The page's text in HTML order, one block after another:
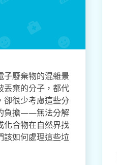
子廢棄物的混雜景
丟棄的分子，都代
卻很少考慮這些分
負擔——無法分解
化合物在自然界找
該如何處理這些垃